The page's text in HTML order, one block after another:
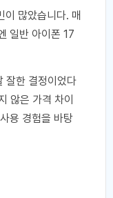
이 많았습니다. 매
일반 아이폰 17
잘한 결정이었다
않은 가격 차이
용 경험을 바탕